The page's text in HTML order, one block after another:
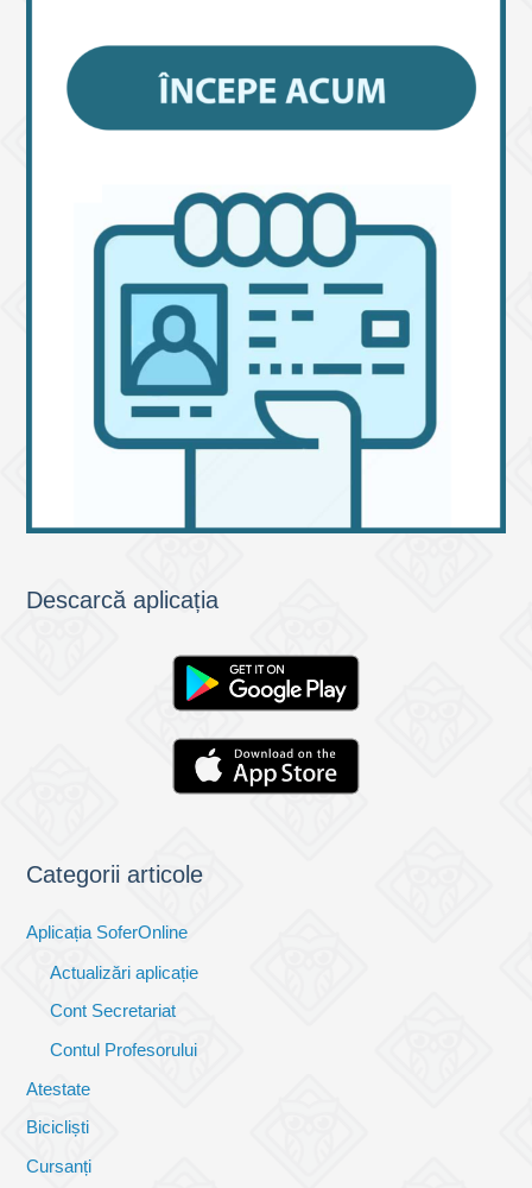
Descarcă aplicația
Categorii articole
Aplicația SoferOnline
Actualizări aplicație
Cont Secretariat
Contul Profesorului
Atestate
Bicicliști
Cursanți